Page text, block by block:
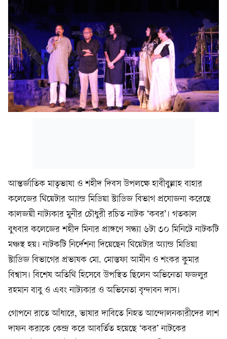
আন্তর্জাতিক মাতৃভাষা ও শহীদ দিবস উপলক্ষে হাবীবুল্লাহ বাহার
কলেজের থিয়েটার অ্যান্ড মিডিয়া স্টাডিজ বিভাগ প্রযোজনা করেছে
কালজয়ী নাট্যকার মুনীর চৌধুরী রচিত নাটক ‘কবর’। গতকাল
বুধবার কলেজের শহীদ মিনার প্রাঙ্গণে সন্ধ্যা ৬টা ৩০ মিনিটে নাটকটি
মঞ্চস্থ হয়। নাটকটি নির্দেশনা দিয়েছেন থিয়েটার অ্যান্ড মিডিয়া
স্টাডিজ বিভাগের প্রভাষক মো. মোস্তফা আমীন ও শংকর কুমার
বিশ্বাস। বিশেষ অতিথি হিসেবে উপস্থিত ছিলেন অভিনেতা ফজলুর
রহমান বাবু ও এবং নাট্যকার ও অভিনেতা বৃন্দাবন দাস।
গোপনে রাতে আঁধারে, ভাষার দাবিতে নিহত আন্দোলনকারীদের লাশ
দাফন করাকে কেন্দ্র করে আবর্তিত হয়েছে ‘কবর’ নাটকের